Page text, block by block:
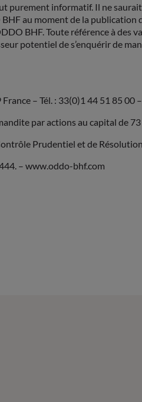
purement informatif. Il ne
au moment de la
BHF. Toute référence à
potentiel de s’enquérir de
– Tél. : 33(0)1 44 51 85 00
par actions au capital de
Prudentiel et de
– www.oddo-bhf.com